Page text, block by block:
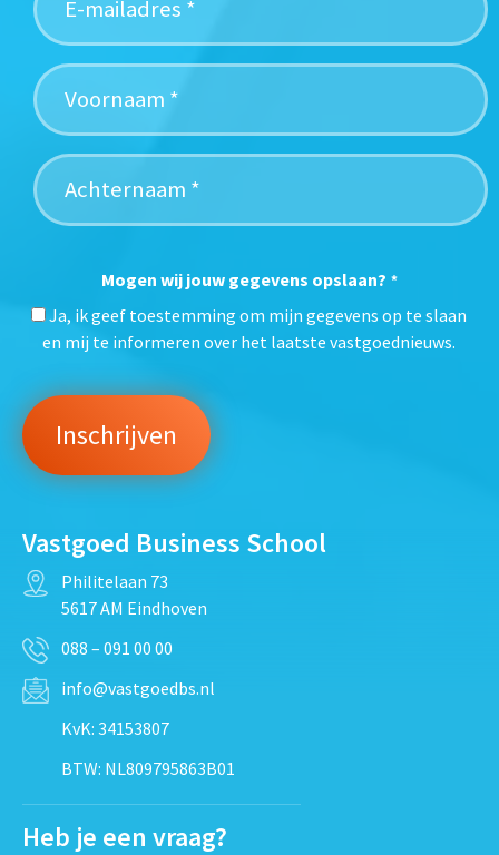
Mogen wij jouw gegevens opslaan? *
Ja, ik geef toestemming om mijn gegevens op te slaan
en mij te informeren over het laatste vastgoednieuws.
Vastgoed Business School
Philitelaan 73
5617 AM Eindhoven
088 – 091 00 00
info@vastgoedbs.nl
KvK: 34153807
BTW: NL809795863B01
Heb je een vraag?